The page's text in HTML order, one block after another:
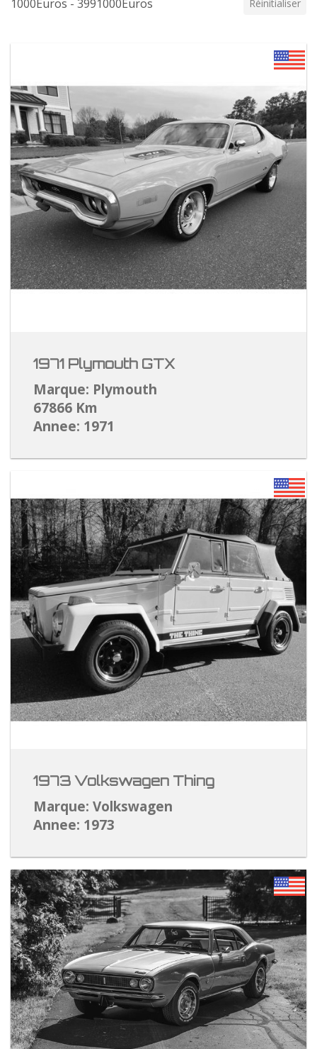
1000Euros - 3991000Euros Réinitialiser
1971 Plymouth GTX
Marque: Plymouth
67866 Km
Annee: 1971
1973 Volkswagen Thing
Marque: Volkswagen
Annee: 1973